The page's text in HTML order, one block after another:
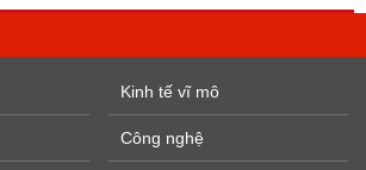
Kinh tế vĩ mô
Công nghệ